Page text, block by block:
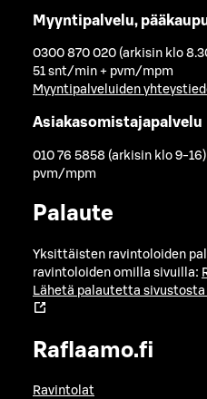
Myyntipalvelu,
0300 870 020 (arkisin klo
51 snt/min + pvm/mpm
Myyntipalveluiden
Asiakasomistajapalvelu
010 76 5858 (arkisin klo 9-16)
pvm/mpm
Palaute
Yksittäisten ravintoloiden
ravintoloiden omilla sivuilla:
Lähetä palautetta sivustosta
Raflaamo.fi
Ravintolat